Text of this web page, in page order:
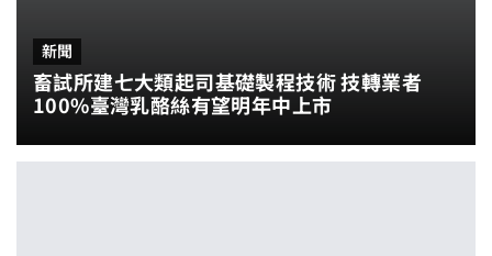
新聞
畜試所建七大類起司基礎製程技術 技轉業者
100%臺灣乳酪絲有望明年中上市